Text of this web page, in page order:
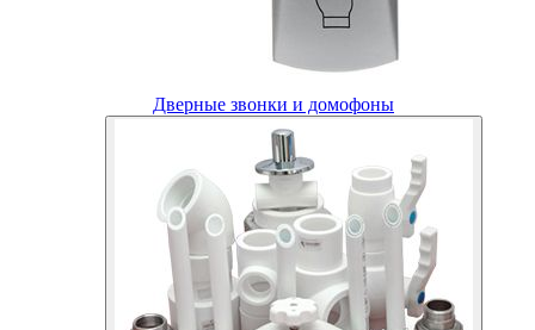
Дверные звонки и домофоны